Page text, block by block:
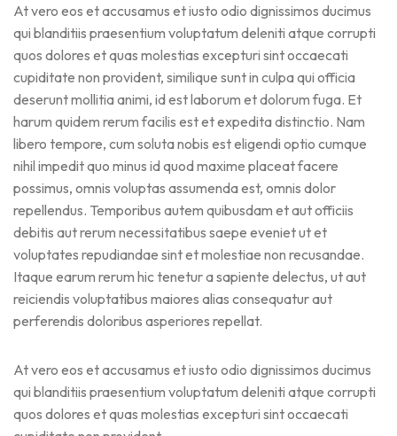
At vero eos et accusamus et iusto odio dignissimos ducimus
qui blanditiis praesentium voluptatum deleniti atque corrupti
quos dolores et quas molestias excepturi sint occaecati
cupiditate non provident, similique sunt in culpa qui officia
deserunt mollitia animi, id est laborum et dolorum fuga. Et
harum quidem rerum facilis est et expedita distinctio. Nam
libero tempore, cum soluta nobis est eligendi optio cumque
nihil impedit quo minus id quod maxime placeat facere
possimus, omnis voluptas assumenda est, omnis dolor
repellendus. Temporibus autem quibusdam et aut officiis
debitis aut rerum necessitatibus saepe eveniet ut et
voluptates repudiandae sint et molestiae non recusandae.
Itaque earum rerum hic tenetur a sapiente delectus, ut aut
reiciendis voluptatibus maiores alias consequatur aut
perferendis doloribus asperiores repellat.
At vero eos et accusamus et iusto odio dignissimos ducimus
qui blanditiis praesentium voluptatum deleniti atque corrupti
quos dolores et quas molestias excepturi sint occaecati